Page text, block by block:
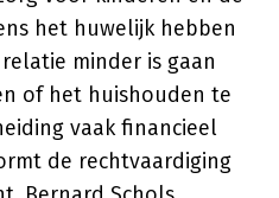
het huwelijk hebben
minder is gaan
of het huishouden te
vaak financieel
de rechtvaardiging